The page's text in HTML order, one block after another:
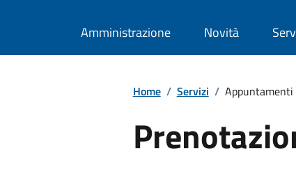
Amministrazione Novità
Home / Servizi /